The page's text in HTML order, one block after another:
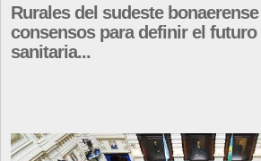
Rurales del sudeste
consensos para definir el
sanitaria...